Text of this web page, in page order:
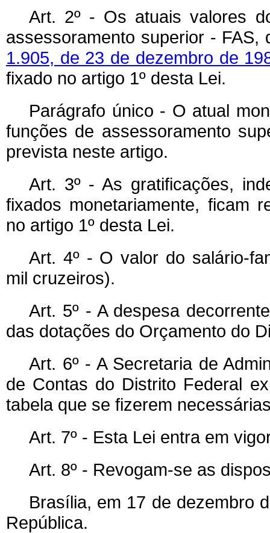
Art. 2º - Os atuais valores
assessoramento superior -
1.905, de 23 de dezembro de
fixado no artigo 1º desta Lei.
Parágrafo único - O atual
funções de assessoramento
prevista neste artigo.
Art. 3º - As gratificações,
fixados monetariamente, ficam
no artigo 1º desta Lei.
Art. 4º - O valor do salário-
mil cruzeiros).
Art. 5º - A despesa
das dotações do Orçamento do
Art. 6º - A Secretaria de
de Contas do Distrito Federal
tabela que se fizerem
Art. 7º - Esta Lei entra em
Art. 8º - Revogam-se as
Brasília, em 17 de dezembro
República.